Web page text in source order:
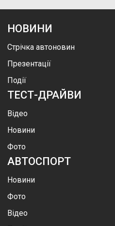
НОВИНИ
Стрічка автоновин
Презентації
Події
ТЕСТ-ДРАЙВИ
Відео
Новини
Фото
АВТОСПОРТ
Новини
Фото
Відео